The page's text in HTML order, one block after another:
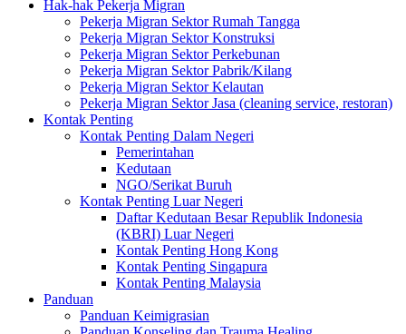
Hak-hak Pekerja Migran
Pekerja Migran Sektor Rumah Tangga
Pekerja Migran Sektor Konstruksi
Pekerja Migran Sektor Perkebunan
Pekerja Migran Sektor Pabrik/Kilang
Pekerja Migran Sektor Kelautan
Pekerja Migran Sektor Jasa (cleaning service, restoran)
Kontak Penting
Kontak Penting Dalam Negeri
Pemerintahan
Kedutaan
NGO/Serikat Buruh
Kontak Penting Luar Negeri
Daftar Kedutaan Besar Republik Indonesia
(KBRI) Luar Negeri
Kontak Penting Hong Kong
Kontak Penting Singapura
Kontak Penting Malaysia
Panduan
Panduan Keimigrasian